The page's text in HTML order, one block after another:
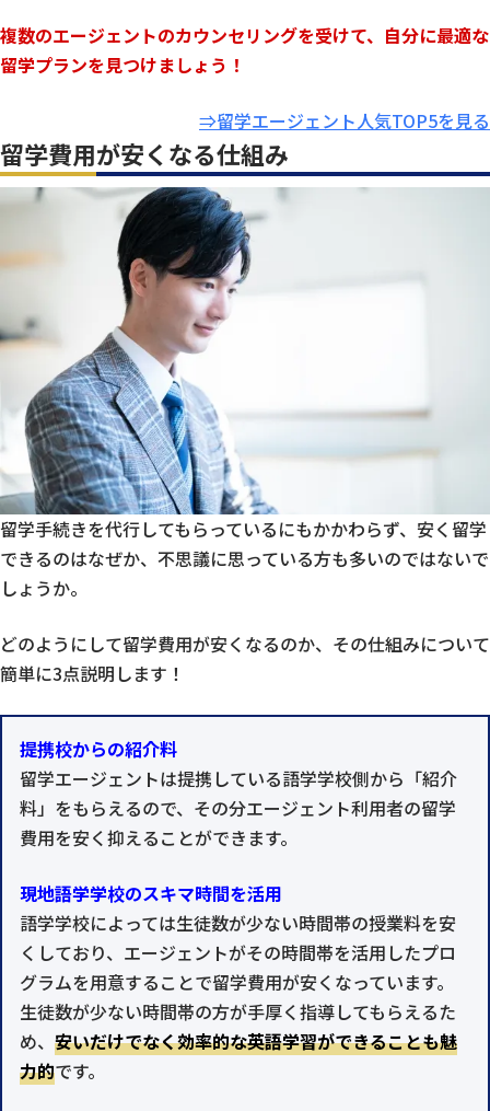
複数のエージェントのカウンセリングを受けて、自分に最適な
留学プランを見つけましょう！
⇒留学エージェント人気TOP5を見る
留学費用が安くなる仕組み
留学手続きを代行してもらっているにもかかわらず、安く留学
できるのはなぜか、不思議に思っている方も多いのではないで
しょうか。
どのようにして留学費用が安くなるのか、その仕組みについて
簡単に3点説明します！
提携校からの紹介料
留学エージェントは提携している語学学校側から「紹介
料」をもらえるので、その分エージェント利用者の留学
費用を安く抑えることができます。
現地語学学校のスキマ時間を活用
語学学校によっては生徒数が少ない時間帯の授業料を安
くしており、エージェントがその時間帯を活用したプロ
グラムを用意することで留学費用が安くなっています。
生徒数が少ない時間帯の方が手厚く指導してもらえるた
め、 安いだけでなく効率的な英語学習ができることも魅
力的です。